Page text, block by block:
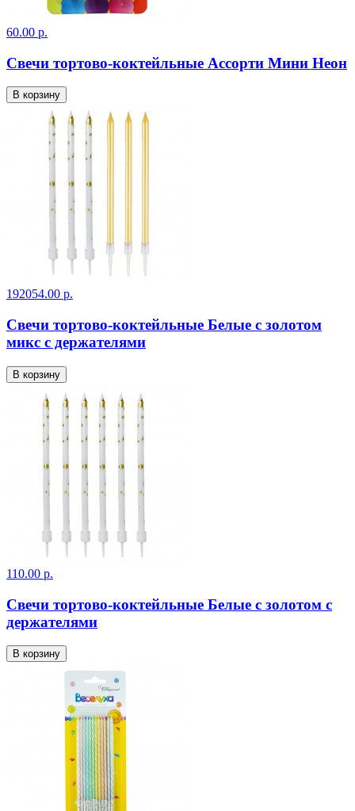
60.00 р.
Свечи тортово-коктейльные Ассорти Мини Неон
В корзину
192054.00 р.
Свечи тортово-коктейльные Белые с золотом
микс с держателями
В корзину
110.00 р.
Свечи тортово-коктейльные Белые с золотом с
держателями
В корзину